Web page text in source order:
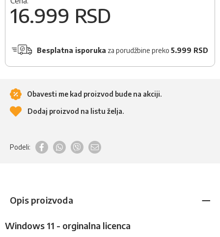
16.999 RSD
Besplatna isporuka za porudžbine preko 5.999 RSD
Obavesti me kad proizvod bude na akciji.
Dodaj proizvod na listu želja.
Podeli:
Opis proizvoda
Windows 11 - orginalna licenca